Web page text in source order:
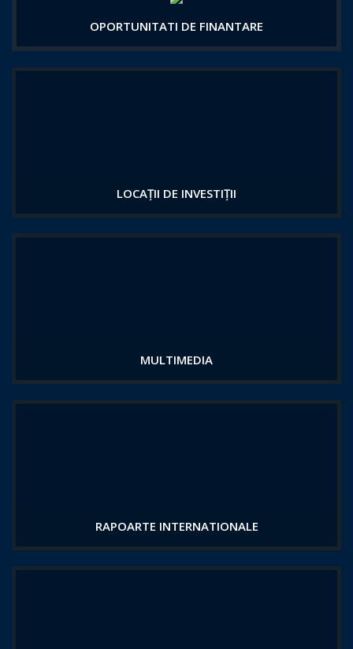
OPORTUNITATI DE FINANTARE
LOCAȚII DE INVESTIȚII
MULTIMEDIA
RAPOARTE INTERNATIONALE